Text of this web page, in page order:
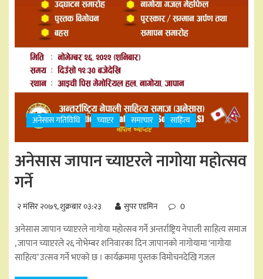
अनेसास गतिविधि च्याप्टर समाचार साहित्य
अनेसास जापान च्याप्टरले नागोया महोत्सव
गर्ने
२ मंसिर २०७९, शुक्रबार ०३:२३ सुपर एडमिन 0
अनेसास जापान च्याप्टरले नागोया महोत्सव गर्ने अन्तर्राष्ट्रिय नेपाली साहित्य समाज
, जापान च्याप्टरले २६ नोभेम्बर शनिवारका दिन जापानको नागोयामा ‘नागोया
साहित्य’ उत्सव गर्ने भएको छ । कार्यक्रममा पुस्तक विमोचनदेखि गजल